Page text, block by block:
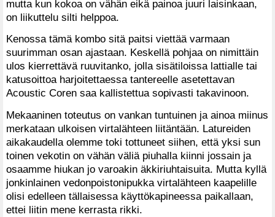
mutta kun kokoa on vähän eikä painoa juuri laisinkaan,
on liikuttelu silti helppoa.
Kenossa tämä kombo sitä paitsi viettää varmaan
suurimman osan ajastaan. Keskellä pohjaa on nimittäin
ulos kierrettävä ruuvitanko, jolla sisätiloissa lattialle tai
katusoittoa harjoitettaessa tantereelle asetettavan
Acoustic Coren saa kallistettua sopivasti takavinoon.
Mekaaninen toteutus on vankan tuntuinen ja ainoa miinus
merkataan ulkoisen virtalähteen liitäntään. Latureiden
aikakaudella olemme toki tottuneet siihen, että yksi sun
toinen vekotin on vähän väliä piuhalla kiinni jossain ja
osaamme hiukan jo varoakin äkkiriuhtaisuita. Mutta kyllä
jonkinlainen vedonpoistonipukka virtalähteen kaapelille
olisi edelleen tällaisessa käyttökapineessa paikallaan,
ettei liitin mene kerrasta rikki.